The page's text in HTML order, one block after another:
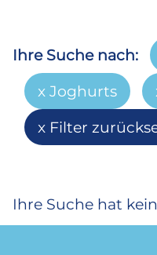
Ihre Suche nach:
Joghurts
Filter
Ihre Suche hat